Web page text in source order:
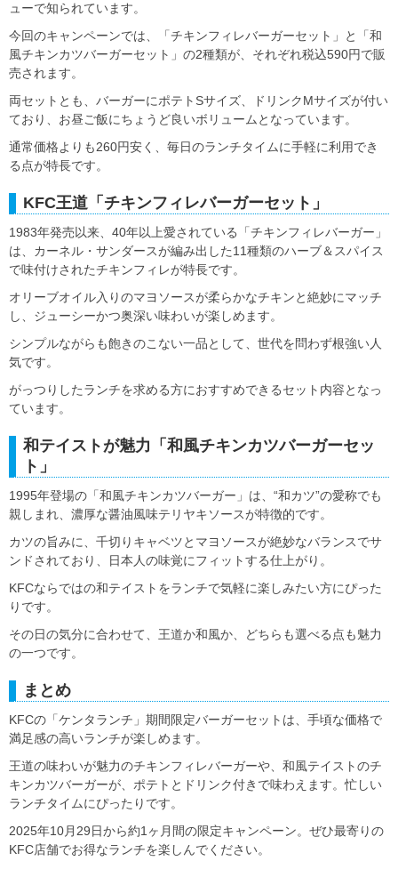
ューで知られています。
今回のキャンペーンでは、「チキンフィレバーガーセット」と「和
風チキンカツバーガーセット」の2種類が、それぞれ税込590円で販
売されます。
両セットとも、バーガーにポテトSサイズ、ドリンクMサイズが付い
ており、お昼ご飯にちょうど良いボリュームとなっています。
通常価格よりも260円安く、毎日のランチタイムに手軽に利用でき
る点が特長です。
KFC王道「チキンフィレバーガーセット」
1983年発売以来、40年以上愛されている「チキンフィレバーガー」
は、カーネル・サンダースが編み出した11種類のハーブ＆スパイス
で味付けされたチキンフィレが特長です。
オリーブオイル入りのマヨソースが柔らかなチキンと絶妙にマッチ
し、ジューシーかつ奥深い味わいが楽しめます。
シンプルながらも飽きのこない一品として、世代を問わず根強い人
気です。
がっつりしたランチを求める方におすすめできるセット内容となっ
ています。
和テイストが魅力「和風チキンカツバーガーセッ
ト」
1995年登場の「和風チキンカツバーガー」は、“和カツ”の愛称でも
親しまれ、濃厚な醤油風味テリヤキソースが特徴的です。
カツの旨みに、千切りキャベツとマヨソースが絶妙なバランスでサ
ンドされており、日本人の味覚にフィットする仕上がり。
KFCならではの和テイストをランチで気軽に楽しみたい方にぴった
りです。
その日の気分に合わせて、王道か和風か、どちらも選べる点も魅力
の一つです。
まとめ
KFCの「ケンタランチ」期間限定バーガーセットは、手頃な価格で
満足感の高いランチが楽しめます。
王道の味わいが魅力のチキンフィレバーガーや、和風テイストのチ
キンカツバーガーが、ポテトとドリンク付きで味わえます。忙しい
ランチタイムにぴったりです。
2025年10月29日から約1ヶ月間の限定キャンペーン。ぜひ最寄りの
KFC店舗でお得なランチを楽しんでください。